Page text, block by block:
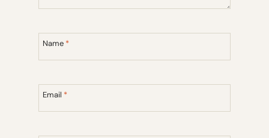
Name *
Email *